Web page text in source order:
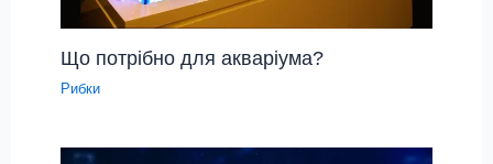
Що потрібно для акваріума?
Рибки